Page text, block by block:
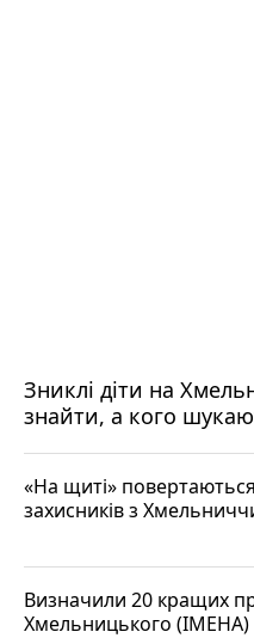
Зниклі діти на
знайти, а кого
«На щиті»
захисників з
Визначили 20 кращих
Хмельницького (ІМЕНА)